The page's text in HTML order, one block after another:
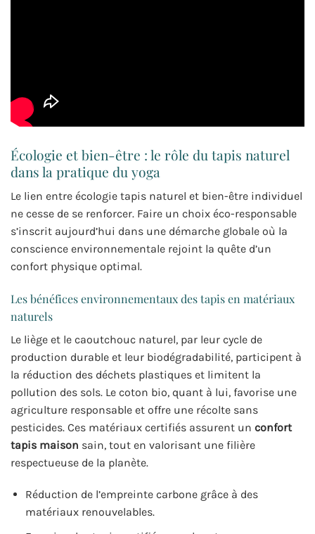
Écologie et bien-être : le rôle du tapis naturel
dans la pratique du yoga
Le lien entre écologie tapis naturel et bien-être individuel
ne cesse de se renforcer. Faire un choix éco-responsable
s’inscrit aujourd’hui dans une démarche globale où la
conscience environnementale rejoint la quête d’un
confort physique optimal.
Les bénéfices environnementaux des tapis en matériaux
naturels
Le liège et le caoutchouc naturel, par leur cycle de
production durable et leur biodégradabilité, participent à
la réduction des déchets plastiques et limitent la
pollution des sols. Le coton bio, quant à lui, favorise une
agriculture responsable et offre une récolte sans
pesticides. Ces matériaux certifiés assurent un confort
tapis maison sain, tout en valorisant une filière
respectueuse de la planète.
Réduction de l’empreinte carbone grâce à des
matériaux renouvelables.